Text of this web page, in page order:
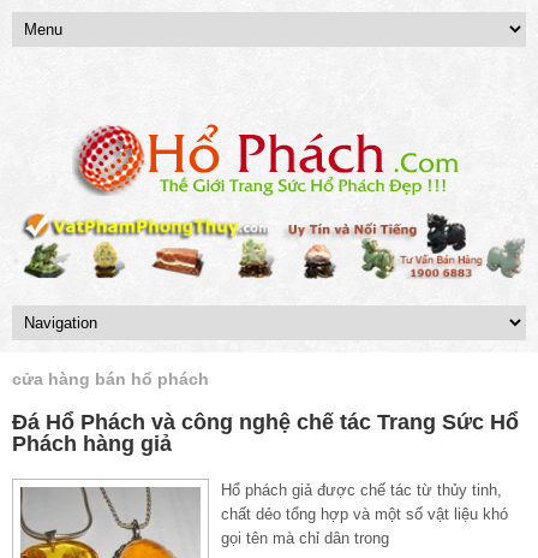
cửa hàng bán hổ phách
Đá Hổ Phách và công nghệ chế tác Trang Sức Hổ
Phách hàng giả
Hổ phách giả được chế tác từ thủy tinh,
chất dẻo tổng hợp và một số vật liệu khó
gọi tên mà chỉ dân trong